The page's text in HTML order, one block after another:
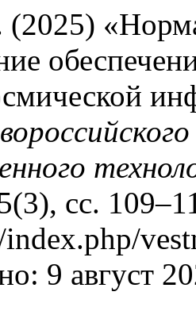
сс.
index.php/
9 август